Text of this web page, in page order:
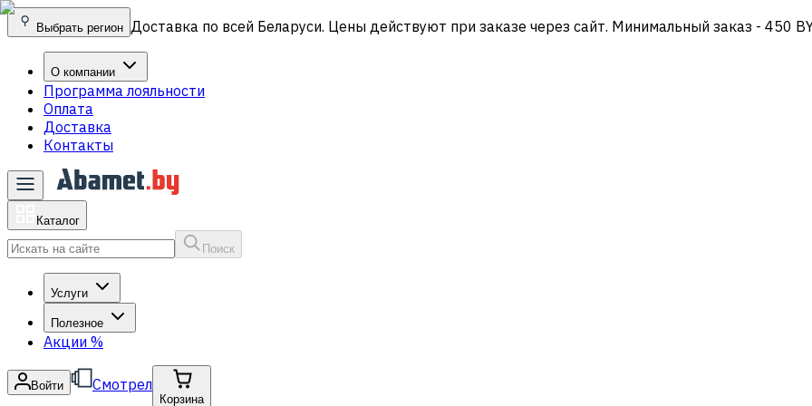
Выбрать регион Доставка по всей Беларуси. Цены действуют при заказе через сайт. Минимальный заказ - 450
О компании
Программа лояльности
Оплата
Доставка
Контакты
Каталог
Поиск
Услуги
Полезное
Акции %
Войти Смотрел
Корзина